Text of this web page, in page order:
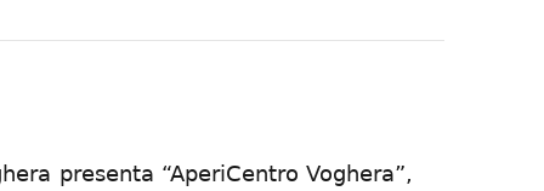
presenta “AperiCentro Voghera”,